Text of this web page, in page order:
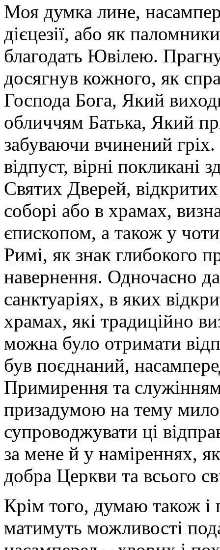
Моя думка лине,
дієцезії, або як
благодать Ювілею.
досягнув кожного, як
Господа Бога, Який
обличчям Батька, Який
забуваючи вчинений
відпуст, вірні покликані
Святих Дверей,
соборі або в храмах,
єпископом, а також у
Римі, як знак глибокого
навернення. Одночасно
санктуаріях, в яких
храмах, які традиційно
можна було отримати
був поєднаний,
Примирення та служінням
призадумою на тему
супроводжувати ці
за мене й у наміреннях,
добра Церкви та всього
Крім того, думаю також і
матимуть можливості